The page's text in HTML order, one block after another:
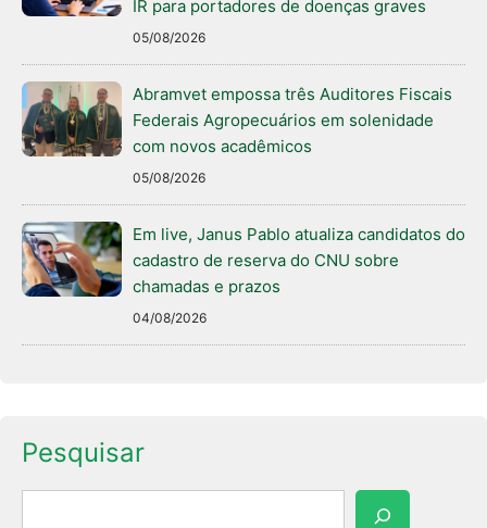
IR para portadores de doenças graves
05/08/2026
Abramvet empossa três Auditores Fiscais
Federais Agropecuários em solenidade
com novos acadêmicos
05/08/2026
Em live, Janus Pablo atualiza candidatos do
cadastro de reserva do CNU sobre
chamadas e prazos
04/08/2026
Pesquisar